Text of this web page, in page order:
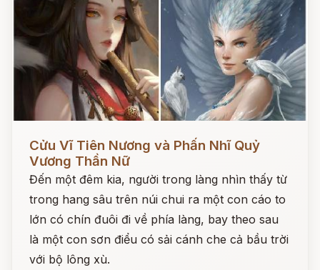
Cửu Vĩ Tiên Nương và Phấn Nhĩ Quỷ
Vương Thần Nữ
Đến một đêm kia, người trong làng nhìn thấy từ
trong hang sâu trên núi chui ra một con cáo to
lớn có chín đuôi đi về phía làng, bay theo sau
là một con sơn điểu có sải cánh che cả bầu trời
với bộ lông xù.